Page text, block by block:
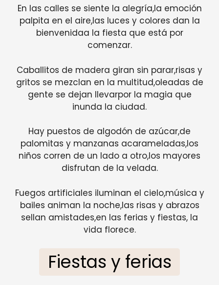
En las calles se siente la alegría,la emoción
palpita en el aire,las luces y colores dan la
bienvenidaa la fiesta que está por
comenzar.
Caballitos de madera giran sin parar,risas y
gritos se mezclan en la multitud,oleadas de
gente se dejan llevarpor la magia que
inunda la ciudad.
Hay puestos de algodón de azúcar,de
palomitas y manzanas acarameladas,los
niños corren de un lado a otro,los mayores
disfrutan de la velada.
Fuegos artificiales iluminan el cielo,música y
bailes animan la noche,las risas y abrazos
sellan amistades,en las ferias y fiestas, la
vida florece.
Fiestas y ferias